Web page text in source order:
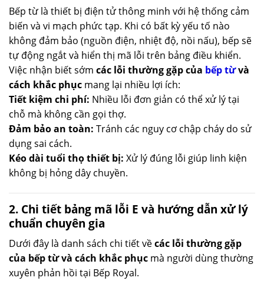
Bếp từ là thiết bị điện tử thông minh với hệ thống cảm
biến và vi mạch phức tạp. Khi có bất kỳ yếu tố nào
không đảm bảo (nguồn điện, nhiệt độ, nồi nấu), bếp sẽ
tự động ngắt và hiển thị mã lỗi trên bảng điều khiển.
Việc nhận biết sớm các lỗi thường gặp của bếp từvà
cách khắc phục mang lại nhiều lợi ích:
Tiết kiệm chi phí: Nhiều lỗi đơn giản có thể xử lý tại
chỗ mà không cần gọi thợ.
Đảm bảo an toàn: Tránh các nguy cơ chập cháy do sử
dụng sai cách.
Kéo dài tuổi thọ thiết bị: Xử lý đúng lỗi giúp linh kiện
không bị hỏng dây chuyền.
2. Chi tiết bảng mã lỗi E và hướng dẫn xử lý
chuẩn chuyên gia
Dưới đây là danh sách chi tiết vềcác lỗi thường gặp
của bếp từ và cách khắc phục mà người dùng thường
xuyên phản hồi tại Bếp Royal.